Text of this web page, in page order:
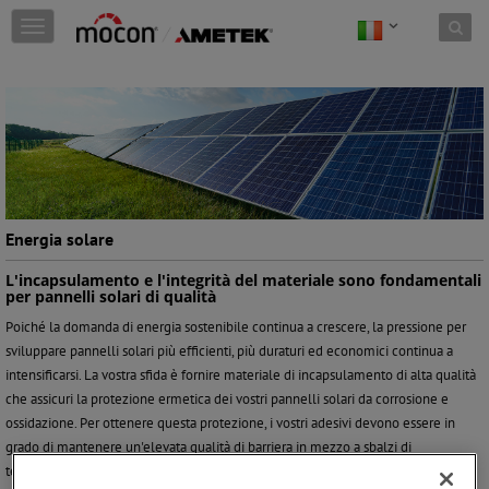
Skip to content
T
o
e
n
a
v
i
g
a
t
o
n
Energia solare
L'incapsulamento e l'integrità del materiale sono fondamentali
per pannelli solari di qualità
Poiché la domanda di energia sostenibile continua a crescere, la pressione per
sviluppare pannelli solari più efficienti, più duraturi ed economici continua a
intensificarsi. La vostra sfida è fornire materiale di incapsulamento di alta qualità
che assicuri la protezione ermetica dei vostri pannelli solari da corrosione e
ossidazione. Per ottenere questa protezione, i vostri adesivi devono essere in
grado di mantenere un'elevata qualità di barriera in mezzo a sbalzi di
temperatura estremi e condizioni meteorologiche mutevoli.